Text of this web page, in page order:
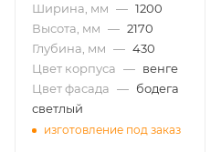
Ширина, мм — 1200
Высота, мм — 2170
Глубина, мм — 430
Цвет корпуса — венге
Цвет фасада — бодега
светлый
изготовление под заказ